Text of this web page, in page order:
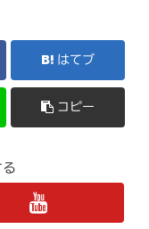
はてブ
コピー